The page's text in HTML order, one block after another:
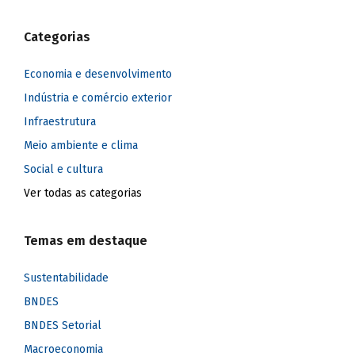
Categorias
Economia e desenvolvimento
Indústria e comércio exterior
Infraestrutura
Meio ambiente e clima
Social e cultura
Ver todas as categorias
Temas em destaque
Sustentabilidade
BNDES
BNDES Setorial
Macroeconomia